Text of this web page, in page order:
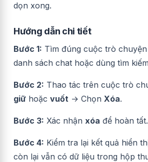
dọn xong.
Hướng dẫn chi tiết
Bước 1: Tìm đúng cuộc trò
danh sách chat hoặc dùng tìm
Bước 2: Thao tác trên cuộc trò
giữ hoặc vuốt → Chọn Xóa.
Bước 3: Xác nhận xóa để hoàn tất.
Bước 4: Kiểm tra lại kết quả hiển
còn lại vẫn có dữ liệu trong hộp